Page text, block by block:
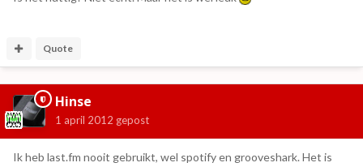
Quote
Hinse
1 april 2012 gepost
Ik heb last.fm nooit gebruikt, wel spotify en grooveshark. Het is